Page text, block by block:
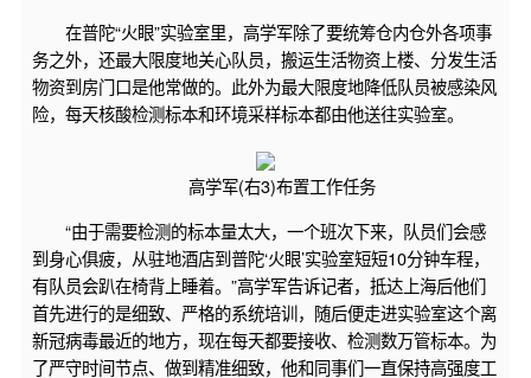
在普陀“火眼”实验室里，高学军除了要统筹仓内仓外各项事
务之外，还最大限度地关心队员，搬运生活物资上楼、分发生活
物资到房门口是他常做的。此外为最大限度地降低队员被感染风
险，每天核酸检测标本和环境采样标本都由他送往实验室。
高学军(右3)布置工作任务
“由于需要检测的标本量太大，一个班次下来，队员们会感
到身心俱疲，从驻地酒店到普陀‘火眼’实验室短短10分钟车程，
有队员会趴在椅背上睡着。”高学军告诉记者，抵达上海后他们
首先进行的是细致、严格的系统培训，随后便走进实验室这个离
新冠病毒最近的地方，现在每天都要接收、检测数万管标本。为
了严守时间节点、做到精准细致，他和同事们一直保持高强度工